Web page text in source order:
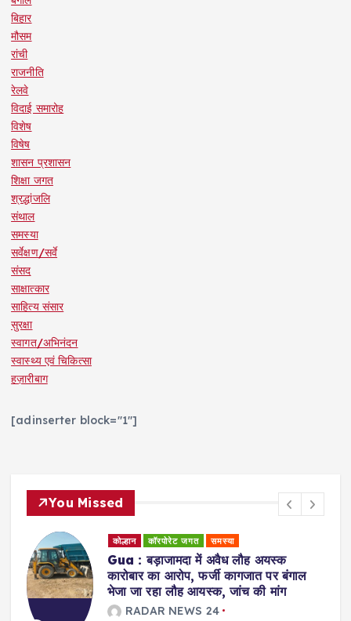
बिहार
मौसम
रांची
राजनीति
रेलवे
विदाई समारोह
विशेष
विषेष
शासन प्रशासन
शिक्षा जगत
श्रद्धांजलि
संथाल
समस्या
सर्वेक्षण/सर्वे
संसद
साक्षात्कार
साहित्य संसार
सुरक्षा
स्वागत/अभिनंदन
स्वास्थ्य एवं चिकित्सा
हज़ारीबाग
[adinserter block="1"]
You Missed
कोल्हान राजनीति
Jamshedpur : युवा शक्ति ही झारखंड के
भविष्य की दिशा तय करेगी : सुदेश कुमार महतो
RADAR NEWS 24
August 7, 2026